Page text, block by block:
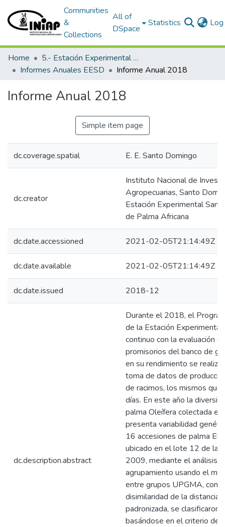
Communities
&
Collections
All of
DSpace
Statistics
Home
5.- Estación Experimental Santo Domingo
Informes Anuales EESD
Informe Anual 2018
Informe Anual 2018
Simple item page
dc.coverage.spatial E. E. Santo Domingo
dc.creator
Instituto Nacional de
Agropecuarias, Santo
Estación Experimental
de Palma Africana
dc.date.accessioned 2021-02-05T21:14:49Z
dc.date.available 2021-02-05T21:14:49Z
dc.date.issued 2018-12
dc.description.abstract
Durante el 2018, el
de la Estación
continuo con la evaluación
promisorios del banco de
en su rendimiento se
toma de datos de
de racimos, los mismos
días. En este año la
palma Oleífera colectada
presenta variabilidad
16 accesiones de palma
ubicado en el lote 12 de la
2009, mediante el análisis
agrupamiento usando el
entre grupos UPGMA, con
disimilaridad de la distancia
padronizada, se clasificaron
basándose en el criterio de